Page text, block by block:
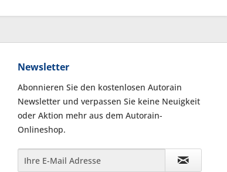
Newsletter
Abonnieren Sie den kostenlosen Autorain
Newsletter und verpassen Sie keine Neuigkeit
oder Aktion mehr aus dem Autorain-
Onlineshop.